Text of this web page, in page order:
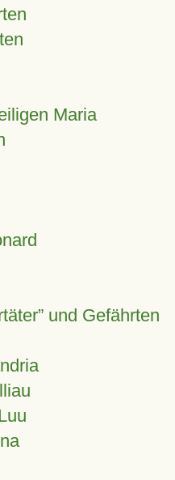
Maria
und Gefährten